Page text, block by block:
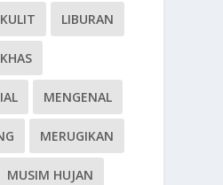
KULIT LIBURAN
MENGENAL
MERUGIKAN
MUSIM HUJAN